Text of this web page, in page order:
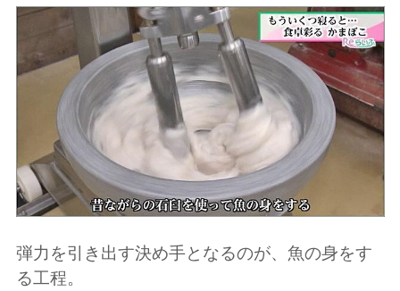
弾力を引き出す決め手となるのが、魚の身をす
る工程。